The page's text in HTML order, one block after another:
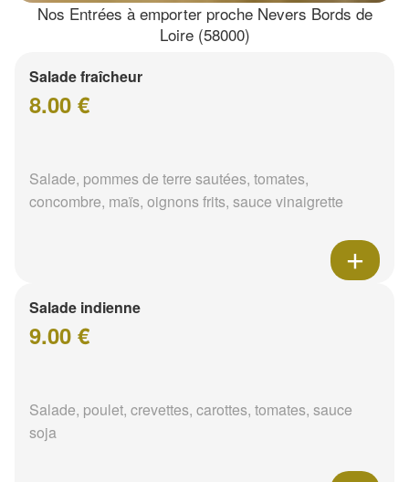
Nos Entrées à emporter proche Nevers Bords de
Loire (58000)
Salade fraîcheur
8.00 €
Salade, pommes de terre sautées, tomates,
concombre, maïs, oignons frits, sauce vinaigrette
Salade indienne
9.00 €
Salade, poulet, crevettes, carottes, tomates, sauce
soja